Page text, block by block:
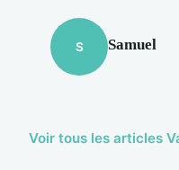
S Samuel
Voir tous les articles